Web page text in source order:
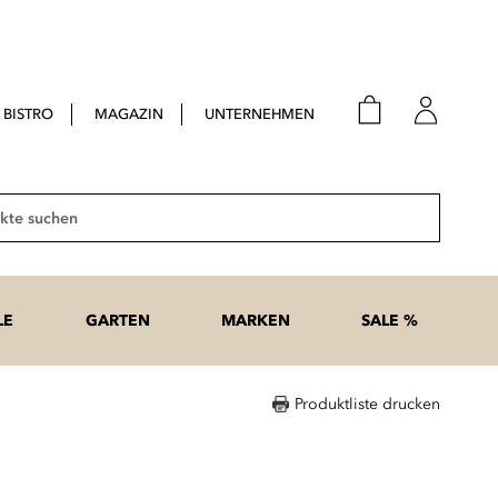
BISTRO MAGAZIN UNTERNEHMEN
Suche
GARTEN MARKEN SALE %
Produktliste drucken